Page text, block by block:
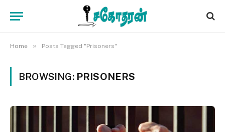
Home » Posts Tagged "Prisoners"
BROWSING: PRISONERS